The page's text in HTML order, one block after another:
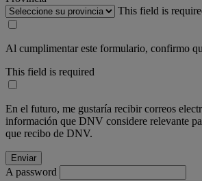
This field is
Al cumplimentar este formulario, confirmo
This field is required
En el futuro, me gustaría recibir correos
información que DNV considere relevante
que recibo de DNV.
A password